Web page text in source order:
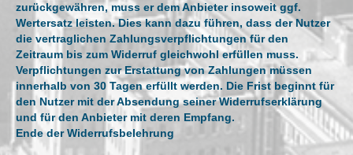
zurückgewähren, muss er dem Anbieter insoweit ggf.
Wertersatz leisten. Dies kann dazu führen, dass der Nutzer
die vertraglichen Zahlungsverpflichtungen für den
Zeitraum bis zum Widerruf gleichwohl erfüllen muss.
Verpflichtungen zur Erstattung von Zahlungen müssen
innerhalb von 30 Tagen erfüllt werden. Die Frist beginnt für
den Nutzer mit der Absendung seiner Widerrufserklärung
und für den Anbieter mit deren Empfang.
Ende der Widerrufsbelehrung